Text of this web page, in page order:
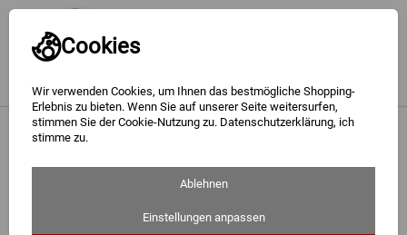
Cookies
Wir verwenden Cookies, um Ihnen das bestmögliche Shopping-
Erlebnis zu bieten. Wenn Sie auf unserer Seite weitersurfen,
stimmen Sie der Cookie-Nutzung zu. Datenschutzerklärung, ich
stimme zu.
Ablehnen
Einstellungen anpassen
Gold
Silber
Silber Panda